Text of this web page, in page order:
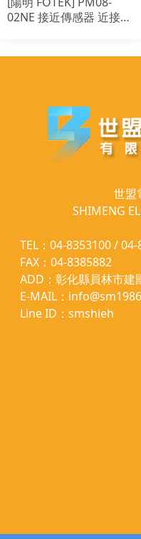
02NE 接近傳感器 近接開
世盟
SHIMENG
TEL：04-8353100 /
FAX：04-8385882
ADD：彰化縣員林市建
E-MAIL：
Line ID：smshieh